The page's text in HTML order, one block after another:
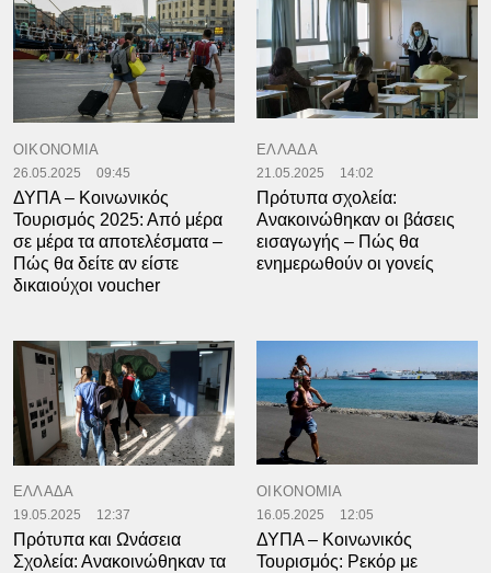
ΟΙΚΟΝΟΜΙΑ
26.05.2025 09:45
ΔΥΠΑ – Κοινωνικός
Τουρισμός 2025: Από μέρα
σε μέρα τα αποτελέσματα –
Πώς θα δείτε αν είστε
δικαιούχοι voucher
ΕΛΛΑΔΑ
21.05.2025 14:02
Πρότυπα σχολεία:
Ανακοινώθηκαν οι βάσεις
εισαγωγής – Πώς θα
ενημερωθούν οι γονείς
ΕΛΛΑΔΑ
19.05.2025 12:37
Πρότυπα και Ωνάσεια
Σχολεία: Ανακοινώθηκαν τα
ΟΙΚΟΝΟΜΙΑ
16.05.2025 12:05
ΔΥΠΑ – Κοινωνικός
Τουρισμός: Ρεκόρ με